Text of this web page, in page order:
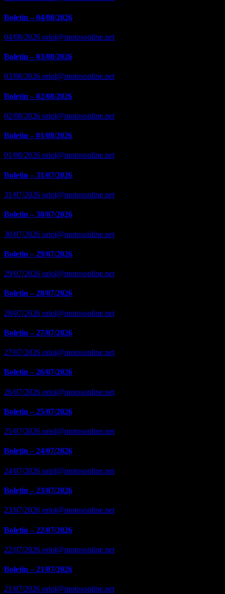
Boletin – 04/08/2026
04/08/2026 oriol@motosonline.net
Boletin – 03/08/2026
03/08/2026 oriol@motosonline.net
Boletin – 02/08/2026
02/08/2026 oriol@motosonline.net
Boletin – 01/08/2026
01/08/2026 oriol@motosonline.net
Boletin – 31/07/2026
31/07/2026 oriol@motosonline.net
Boletin – 30/07/2026
30/07/2026 oriol@motosonline.net
Boletin – 29/07/2026
29/07/2026 oriol@motosonline.net
Boletin – 28/07/2026
28/07/2026 oriol@motosonline.net
Boletin – 27/07/2026
27/07/2026 oriol@motosonline.net
Boletin – 26/07/2026
26/07/2026 oriol@motosonline.net
Boletin – 25/07/2026
25/07/2026 oriol@motosonline.net
Boletin – 24/07/2026
24/07/2026 oriol@motosonline.net
Boletin – 23/07/2026
23/07/2026 oriol@motosonline.net
Boletin – 22/07/2026
22/07/2026 oriol@motosonline.net
Boletin – 21/07/2026
21/07/2026 oriol@motosonline.net